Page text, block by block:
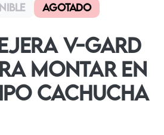
Agotado
V-GARD
MONTAR EN
CACHUCHA